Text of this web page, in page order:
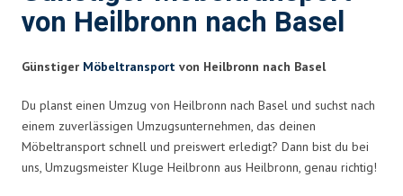
von Heilbronn nach Basel
Günstiger Möbeltransport von Heilbronn nach Basel
Du planst einen Umzug von Heilbronn nach Basel und suchst nach
einem zuverlässigen Umzugsunternehmen, das deinen
Möbeltransport schnell und preiswert erledigt? Dann bist du bei
uns, Umzugsmeister Kluge Heilbronn aus Heilbronn, genau richtig!